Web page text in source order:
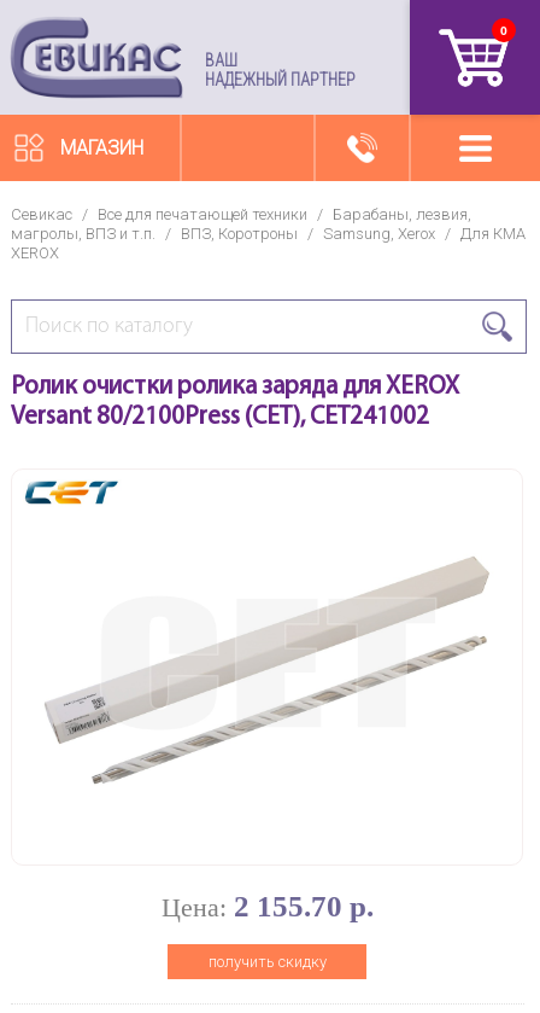
ВАШ
НАДЕЖНЫЙ ПАРТНЕР
0
МАГАЗИН
Севикас / Все для печатающей техники /
Барабаны, лезвия,
магролы, ВПЗ и т.п. / ВПЗ, Коротроны / Samsung, Xerox / Для КМА
XEROX
Ролик очистки ролика заряда для XEROX
Versant 80/2100Press (CET), CET241002
Цена: 2 155.70 р.
получить скидку